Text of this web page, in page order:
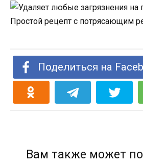
Поделиться на
Вам также может